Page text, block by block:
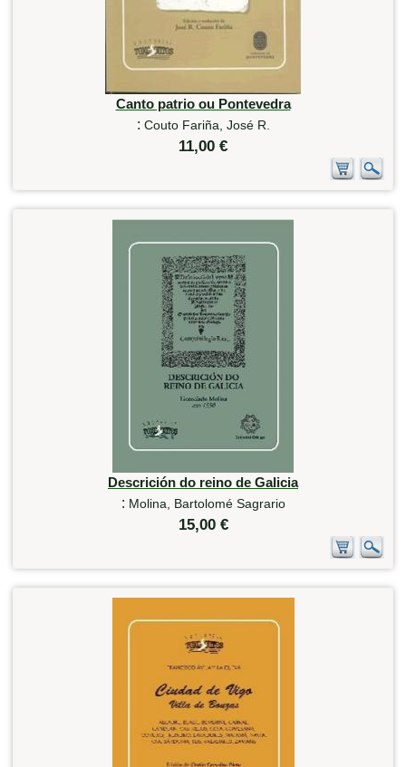
Canto patrio ou Pontevedra
: Couto Fariña, José R.
11,00 €
Descrición do reino de Galicia
: Molina, Bartolomé Sagrario
15,00 €